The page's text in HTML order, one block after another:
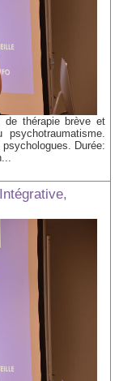
de thérapie brève et
Durée: